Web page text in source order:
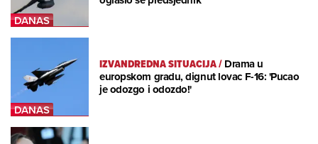
IZVANDREDNA SITUACIJA/Drama u
europskom gradu, dignut lovac F-16: 'Pucao
je odozgo i odozdo!'